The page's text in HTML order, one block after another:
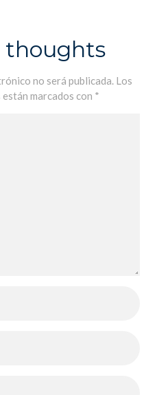
thoughts
no será publicada. Los
marcados con *